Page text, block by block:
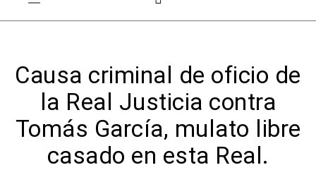
Causa criminal de oficio de
la Real Justicia contra
Tomás García, mulato libre
casado en esta Real.